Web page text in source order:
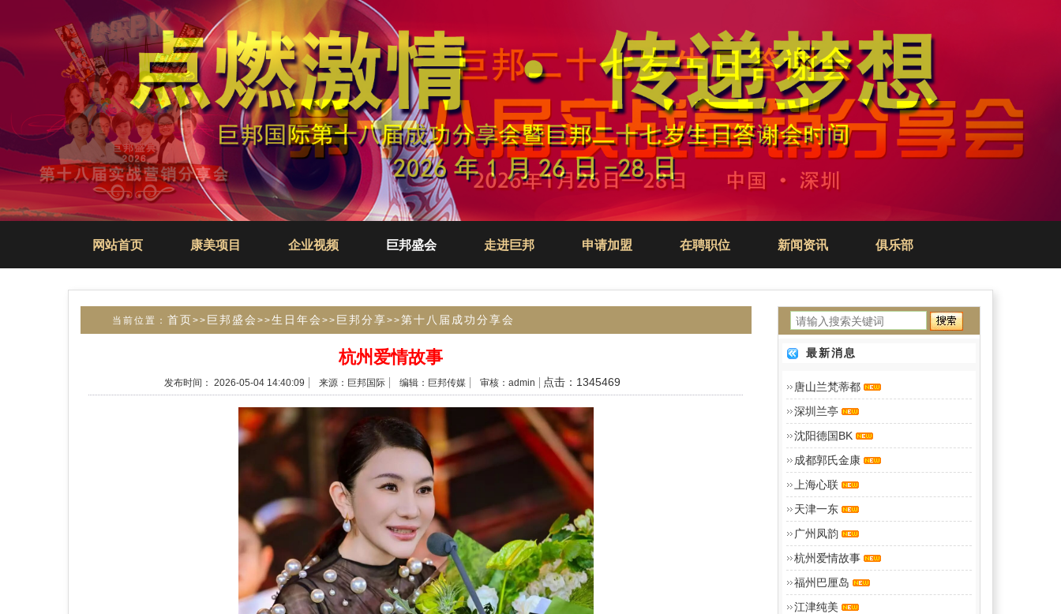
网站首页 康美项目 企业视频 巨邦盛会 走进巨邦 申请加盟 在聘职位 新闻资讯 俱乐部
当前位置： 首页>> 巨邦盛会 >>生日年会 >> 巨邦分享>>第十八届成功分享会
杭州爱情故事
发布时间： 2026-05-04 14:40:09 来源：巨邦国际 编辑：巨邦传媒 审核：admin 点击：1345469
最新消息
唐山兰梵蒂都
深圳兰亭
沈阳德国BK
成都郭氏金康
上海心联
天津一东
广州凤韵
杭州爱情故事
福州巴厘岛
江津纯美